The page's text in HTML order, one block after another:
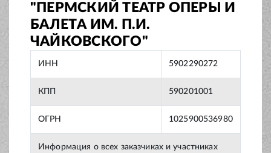
"ПЕРМСКИЙ ТЕАТР ОПЕРЫ И
БАЛЕТА ИМ. П.И.
ЧАЙКОВСКОГО"
ИНН 5902290272
КПП 590201001
ОГРН 1025900536980
Информация о всех заказчиках и участниках